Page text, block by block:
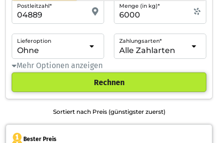
Postleitzahl* Menge (in kg)*
Lieferoption Zahlungsarten*
Mehr Optionen anzeigen
Rechnen
Sortiert nach Preis (günstigster zuerst)
Bester Preis